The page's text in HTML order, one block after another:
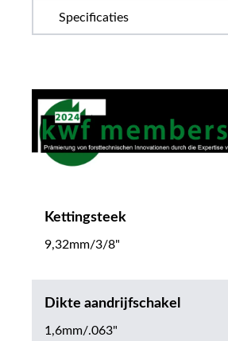
Kettingsteek
9,32mm/3/8"
Dikte aandrijfschakel
1,6mm/.063"